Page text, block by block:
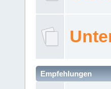
Empfehlungen